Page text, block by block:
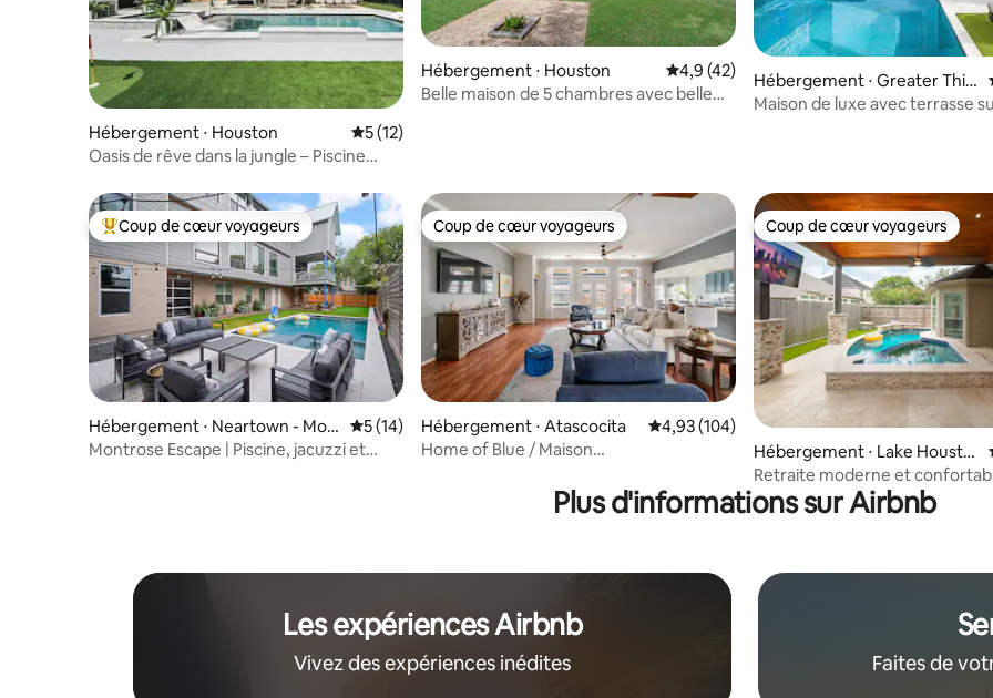
Hébergement ⋅ Houston Évaluation moyenne sur la base de 12 commentaires : 5 sur 5
5 (12)
Oasis de rêve dans la jungle – Piscine
Hébergement ⋅ Houston Évaluation moyenne sur la base de 42
4,9 (42)
Belle maison de 5 chambres avec belle
Hébergement ⋅ Greater Thir
d Ward
Maison de luxe avec terrasse
Coups de cœur voyageurs les plus appréciés
Coup de cœur voyageurs
Hébergement ⋅ Neartown - Mon
trose
Évaluation moyenne sur la base de 14 commentaires : 5 sur 5
5 (14)
Montrose Escape | Piscine, jacuzzi et
Coup de cœur voyageurs
Coup de cœur voyageurs
Hébergement ⋅ Atascocita Évaluation moyenne sur la base de 104
4,93 (104)
Home of Blue / Maison
Coup de cœur voyageurs
Coup de cœur voyageurs
Hébergement ⋅ Lake Housto
n
Retraite moderne et
Plus d'informations sur Airbnb
Les expériences Airbnb
Vivez des expériences inédites Faites de